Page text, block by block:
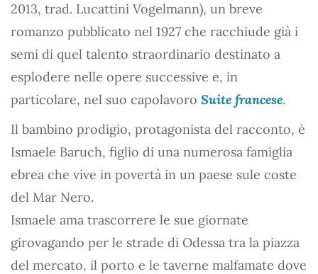
2013, trad. Lucattini Vogelmann), un breve
romanzo pubblicato nel 1927 che racchiude già i
semi di quel talento straordinario destinato a
esplodere nelle opere successive e, in
particolare, nel suo capolavoro Suite francese.
Il bambino prodigio, protagonista del racconto, è
Ismaele Baruch, figlio di una numerosa famiglia
ebrea che vive in povertà in un paese sule coste
del Mar Nero.
Ismaele ama trascorrere le sue giornate
girovagando per le strade di Odessa tra la piazza
del mercato, il porto e le taverne malfamate dove